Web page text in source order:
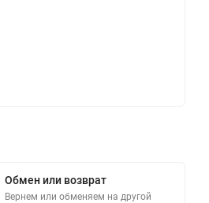
Обмен или возврат
Вернем или обменяем на другой